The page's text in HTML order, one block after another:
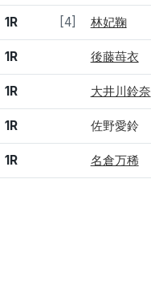
1R [4] 林妃鞠
1R 後藤苺衣
1R 大井川鈴奈
1R 佐野愛鈴
1R 名倉万稀